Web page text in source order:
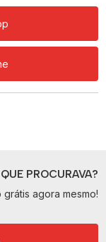
PROCURAVA?
agora mesmo!